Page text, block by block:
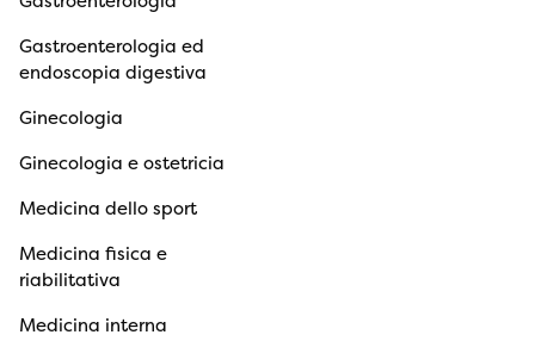
Gastroenterologia ed
endoscopia digestiva
Ginecologia
Ginecologia e ostetricia
Medicina dello sport
Medicina fisica e
riabilitativa
Medicina interna